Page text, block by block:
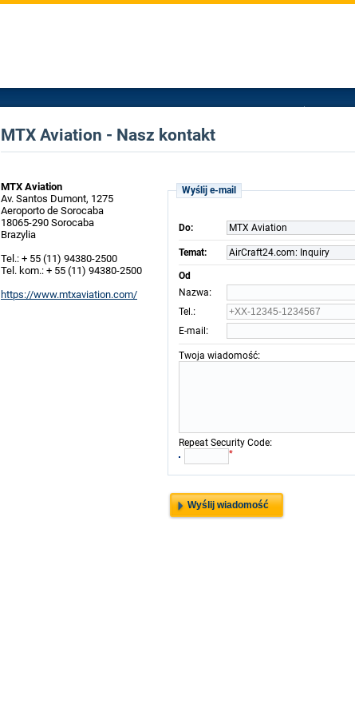
MTX Aviation - Nasz kontakt
MTX Aviation
Av. Santos Dumont, 1275
Aeroporto de Sorocaba
18065-290 Sorocaba
Brazylia
Tel.: + 55 (11) 94380-2500
Tel. kom.: + 55 (11) 94380-2500
https://www.mtxaviation.com/
Wyślij e-mail
Do: MTX Aviation
Temat: AirCraft24.com: Inquiry
Od
Nazwa:
Tel.:
E-mail :
Twoja wiadomość:
Repeat Security Code:
*